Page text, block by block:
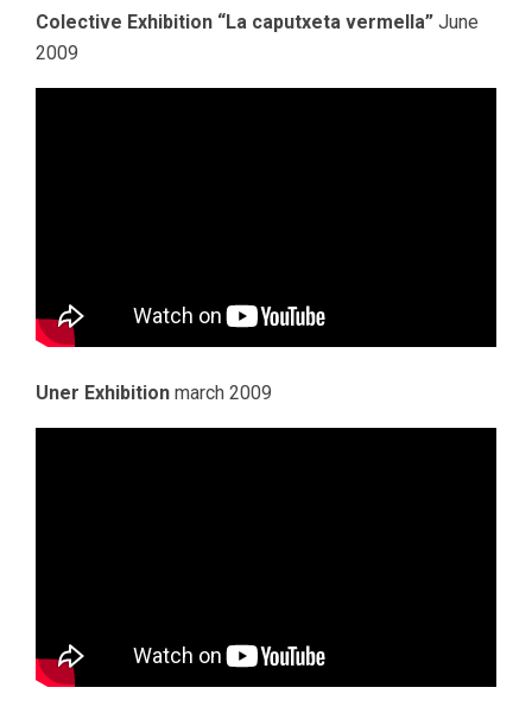
Colective Exhibition “La caputxeta vermella” June
2009
Uner Exhibition march 2009